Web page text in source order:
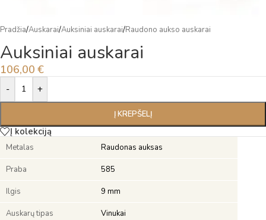
Pradžia/Auskarai/Auksiniai auskarai/Raudono aukso auskarai
Auksiniai auskarai
106,00 €
- +
Į KREPŠELĮ
Alternative:
Į kolekciją
Metalas Raudonas auksas
Praba 585
Ilgis 9 mm
Auskarų tipas Vinukai